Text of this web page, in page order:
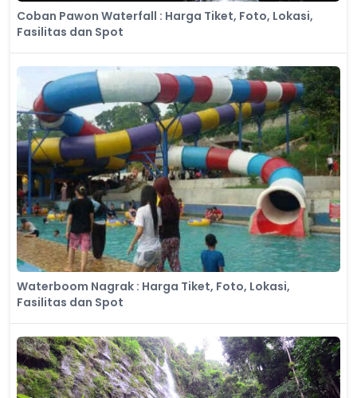
Coban Pawon Waterfall : Harga Tiket, Foto, Lokasi,
Fasilitas dan Spot
Waterboom Nagrak : Harga Tiket, Foto, Lokasi,
Fasilitas dan Spot